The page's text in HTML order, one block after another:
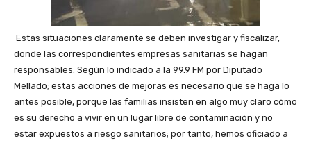
Estas situaciones claramente se deben investigar y fiscalizar,
donde las correspondientes empresas sanitarias se hagan
responsables. Según lo indicado a la 99.9 FM por Diputado
Mellado; estas acciones de mejoras es necesario que se haga lo
antes posible, porque las familias insisten en algo muy claro cómo
es su derecho a vivir en un lugar libre de contaminación y no
estar expuestos a riesgo sanitarios; por tanto, hemos oficiado a